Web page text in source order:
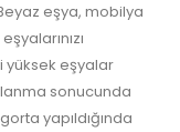
eşya, mobilya
yüksek eşyalar
sonucunda
yapıldığında